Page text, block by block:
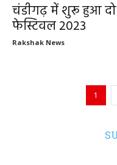
चंडीगढ़ में शुरू हुआ दो
फेस्टिवल 2023
Rakshak News
1